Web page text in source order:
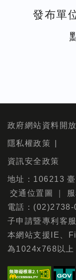
發布單
政府網站資料開
隱私權政策
資訊安全政策
地址：106213
交通位置圖
電話：
子申請暨專利客
本網站支援IE、
為1024x768以上